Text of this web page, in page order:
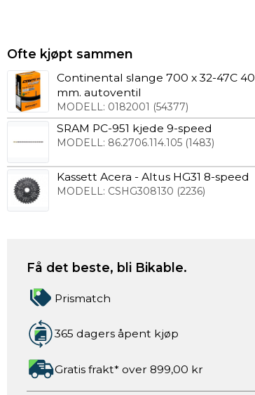
Ofte kjøpt sammen
Continental slange 700 x 32-47C 40
mm. autoventil
MODELL: 0182001 (54377)
SRAM PC-951 kjede 9-speed
MODELL: 86.2706.114.105(1483)
Kassett Acera - Altus HG31 8-speed
MODELL: CSHG308130 (2236)
Få det beste, bli Bikable.
Prismatch
365 dagers åpent kjøp
Gratis frakt* over 899,00 kr